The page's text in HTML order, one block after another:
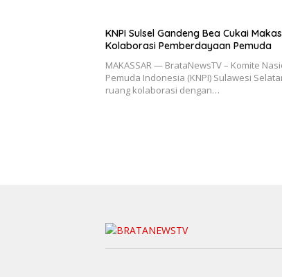
KNPI Sulsel Gandeng Bea Cukai
Kolaborasi Pemberdayaan Pemuda
MAKASSAR — BrataNewsTV – Komite
Pemuda Indonesia (KNPI) Sulawesi
ruang kolaborasi dengan…